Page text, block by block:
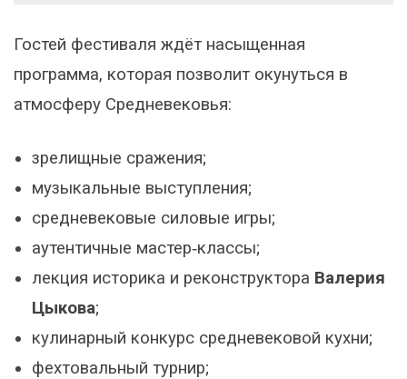
Гостей фестиваля ждёт насыщенная
программа, которая позволит окунуться в
атмосферу Средневековья:
зрелищные сражения;
музыкальные выступления;
средневековые силовые игры;
аутентичные мастер‑классы;
лекция историка и реконструктора Валерия
Цыкова;
кулинарный конкурс средневековой кухни;
фехтовальный турнир;